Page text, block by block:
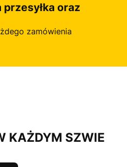
oraz
zamówienia
KAŻDYM SZWIE